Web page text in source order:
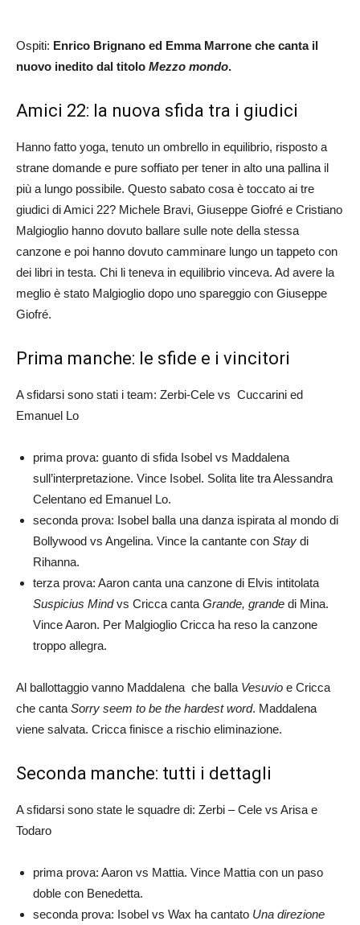
Ospiti: Enrico Brignano ed Emma Marrone che canta il
nuovo inedito dal titolo Mezzo mondo.
Amici 22: la nuova sfida tra i giudici
Hanno fatto yoga, tenuto un ombrello in equilibrio, risposto a
strane domande e pure soffiato per tener in alto una pallina il
più a lungo possibile. Questo sabato cosa è toccato ai tre
giudici di Amici 22? Michele Bravi, Giuseppe Giofré e Cristiano
Malgioglio hanno dovuto ballare sulle note della stessa
canzone e poi hanno dovuto camminare lungo un tappeto con
dei libri in testa. Chi li teneva in equilibrio vinceva. Ad avere la
meglio è stato Malgioglio dopo uno spareggio con Giuseppe
Giofré.
Prima manche: le sfide e i vincitori
A sfidarsi sono stati i team: Zerbi-Cele vs Cuccarini ed
Emanuel Lo
prima prova: guanto di sfida Isobel vs Maddalena
sull’interpretazione. Vince Isobel. Solita lite tra Alessandra
Celentano ed Emanuel Lo.
seconda prova: Isobel balla una danza ispirata al mondo di
Bollywood vs Angelina. Vince la cantante con Stay di
Rihanna.
terza prova: Aaron canta una canzone di Elvis intitolata
Suspicius Mindvs Cricca canta Grande, grande di Mina.
Vince Aaron. Per Malgioglio Cricca ha reso la canzone
troppo allegra.
Al ballottaggio vanno Maddalena che balla Vesuvio e Cricca
che canta Sorry seem to be the hardest word. Maddalena
viene salvata. Cricca finisce a rischio eliminazione.
Seconda manche: tutti i dettagli
A sfidarsi sono state le squadre di: Zerbi – Cele vs Arisa e
Todaro
prima prova: Aaron vs Mattia. Vince Mattia con un paso
doble con Benedetta.
seconda prova: Isobel vs Wax ha cantato Una direzione